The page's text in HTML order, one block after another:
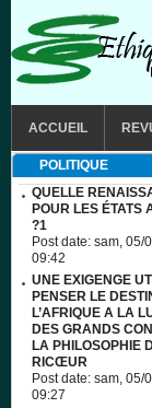
ACCUEIL
POLITIQUE
QUELLE
POUR LES ÉTATS
?1
Post date: sam, 05/
09:42
UNE EXIGENGE
PENSER LE
L’AFRIQUE A LA
DES GRANDS
LA PHILOSOPHIE
RICŒUR
Post date: sam, 05/
09:27